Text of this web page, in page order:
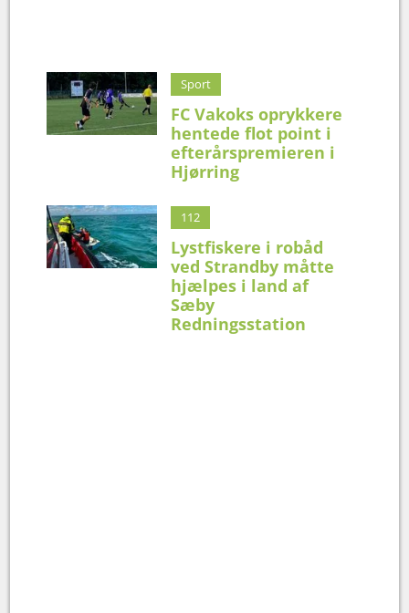
Sport
FC Vakoks oprykkere
hentede flot point i
efterårspremieren i
Hjørring
112
Lystfiskere i robåd
ved Strandby måtte
hjælpes i land af
Sæby
Redningsstation